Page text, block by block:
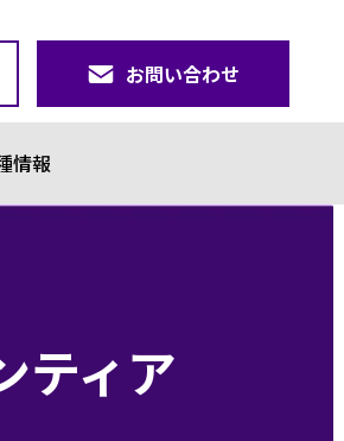
お問い合わせ
情報
ティア